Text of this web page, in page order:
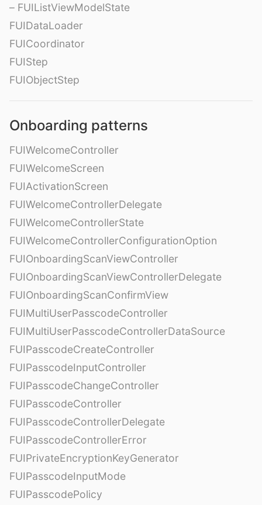
– FUIListViewModelState
FUIDataLoader
FUICoordinator
FUIStep
FUIObjectStep
Onboarding patterns
FUIWelcomeController
FUIWelcomeScreen
FUIActivationScreen
FUIWelcomeControllerDelegate
FUIWelcomeControllerState
FUIWelcomeControllerConfigurationOption
FUIOnboardingScanViewController
FUIOnboardingScanViewControllerDelegate
FUIOnboardingScanConfirmView
FUIMultiUserPasscodeController
FUIMultiUserPasscodeControllerDataSource
FUIPasscodeCreateController
FUIPasscodeInputController
FUIPasscodeChangeController
FUIPasscodeController
FUIPasscodeControllerDelegate
FUIPasscodeControllerError
FUIPrivateEncryptionKeyGenerator
FUIPasscodeInputMode
FUIPasscodePolicy